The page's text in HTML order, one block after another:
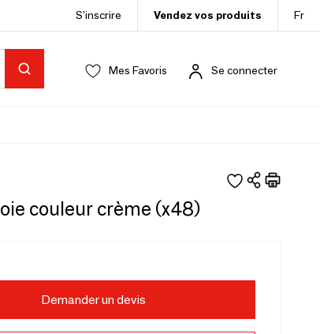
S’inscrire Vendez vos produits Fr
Mes Favoris Se connecter
couleur crème (x48)
Demander un devis